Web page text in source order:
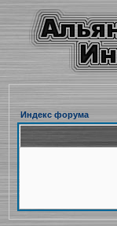
Индекс форума